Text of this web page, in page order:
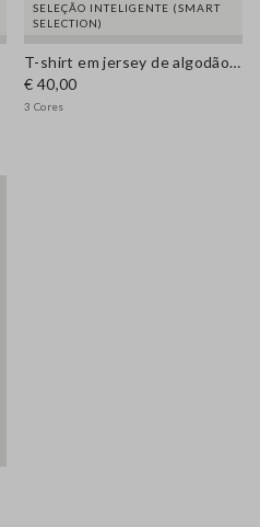
SELEÇÃO INTELIGENTE (SMART
SELECTION)
T-shirt em jersey de algodão Supima
€ 40,00
3 Cores